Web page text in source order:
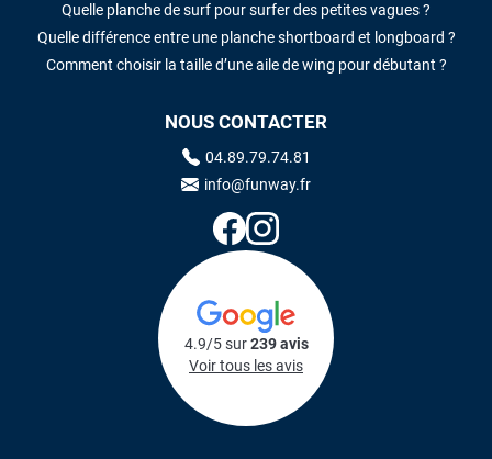
Quelle planche de surf pour surfer des petites vagues ?
Quelle différence entre une planche shortboard et longboard ?
Comment choisir la taille d’une aile de wing pour débutant ?
NOUS CONTACTER
04.89.79.74.81
info@funway.fr
4.9/5 sur239 avis
Voir tous les avis